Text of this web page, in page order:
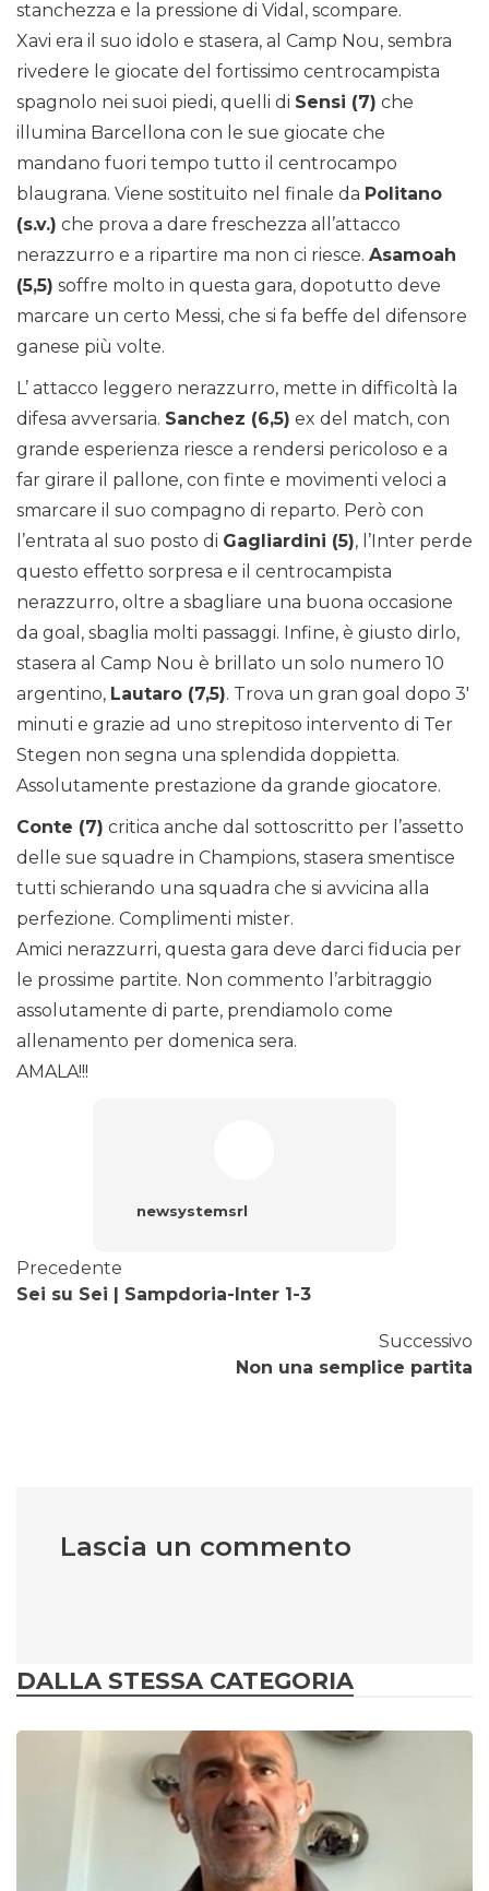
stanchezza e la pressione di Vidal, scompare.
Xavi era il suo idolo e stasera, al Camp Nou, sembra
rivedere le giocate del fortissimo centrocampista
spagnolo nei suoi piedi, quelli di Sensi (7) che
illumina Barcellona con le sue giocate che
mandano fuori tempo tutto il centrocampo
blaugrana. Viene sostituito nel finale da Politano
(s.v.) che prova a dare freschezza all’attacco
nerazzurro e a ripartire ma non ci riesce. Asamoah
(5,5) soffre molto in questa gara, dopotutto deve
marcare un certo Messi, che si fa beffe del difensore
ganese più volte.
L’ attacco leggero nerazzurro, mette in difficoltà la
difesa avversaria. Sanchez (6,5) ex del match, con
grande esperienza riesce a rendersi pericoloso e a
far girare il pallone, con finte e movimenti veloci a
smarcare il suo compagno di reparto. Però con
l’entrata al suo posto di Gagliardini (5), l’Inter perde
questo effetto sorpresa e il centrocampista
nerazzurro, oltre a sbagliare una buona occasione
da goal, sbaglia molti passaggi. Infine, è giusto dirlo,
stasera al Camp Nou è brillato un solo numero 10
argentino, Lautaro (7,5). Trova un gran goal dopo 3′
minuti e grazie ad uno strepitoso intervento di Ter
Stegen non segna una splendida doppietta.
Assolutamente prestazione da grande giocatore.
Conte (7) critica anche dal sottoscritto per l’assetto
delle sue squadre in Champions, stasera smentisce
tutti schierando una squadra che si avvicina alla
perfezione. Complimenti mister.
Amici nerazzurri, questa gara deve darci fiducia per
le prossime partite. Non commento l’arbitraggio
assolutamente di parte, prendiamolo come
allenamento per domenica sera.
AMALA!!!
newsystemsrl
Precedente
Sei su Sei | Sampdoria-Inter 1-3
Successivo
Non una semplice partita
Lascia un commento
DALLA STESSA CATEGORIA